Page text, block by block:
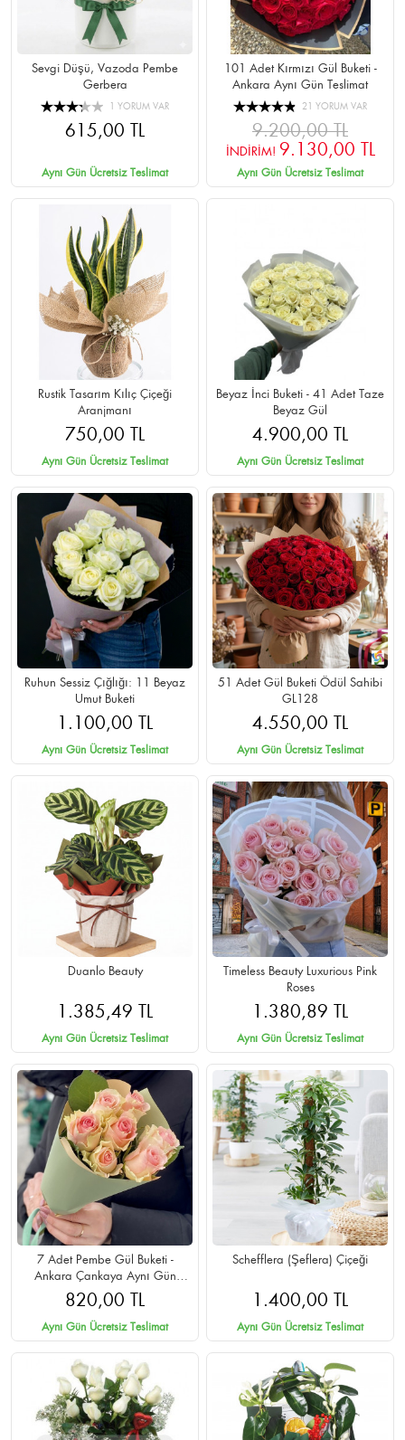
Sevgi Düşü, Vazoda Pembe
Gerbera
1 YORUM VAR
615,00 TL
Aynı Gün Ücretsiz Teslimat
101 Adet Kırmızı Gül Buketi -
Ankara Aynı Gün Teslimat
21 YORUM VAR
9.200,00 TL
İNDİRİM! 9.130,00 TL
Aynı Gün Ücretsiz Teslimat
Rustik Tasarım Kılıç Çiçeği
Aranjmanı
750,00 TL
Aynı Gün Ücretsiz Teslimat
Beyaz İnci Buketi - 41 Adet Taze
Beyaz Gül
4.900,00 TL
Aynı Gün Ücretsiz Teslimat
Ruhun Sessiz Çığlığı: 11 Beyaz
Umut Buketi
1.100,00 TL
Aynı Gün Ücretsiz Teslimat
51 Adet Gül Buketi Ödül Sahibi
GL128
4.550,00 TL
Aynı Gün Ücretsiz Teslimat
Duanlo Beauty
1.385,49 TL
Aynı Gün Ücretsiz Teslimat
Timeless Beauty Luxurious Pink
Roses
1.380,89 TL
Aynı Gün Ücretsiz Teslimat
7 Adet Pembe Gül Buketi -
Ankara Çankaya Aynı Gün
Teslimat
820,00 TL
Aynı Gün Ücretsiz Teslimat
Schefflera (Şeflera) Çiçeği
1.400,00 TL
Aynı Gün Ücretsiz Teslimat